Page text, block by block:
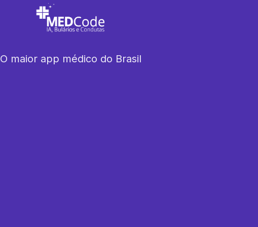
O maior app médico do Brasil